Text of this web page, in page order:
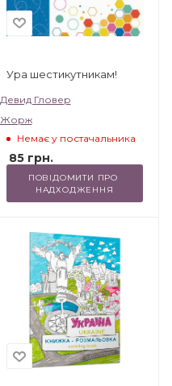
Ура шестикутникам!
Девид Гловер
Жорж
Немає у постачальника
85грн.
ПОВІДОМИТИ ПРО
НАДХОДЖЕННЯ